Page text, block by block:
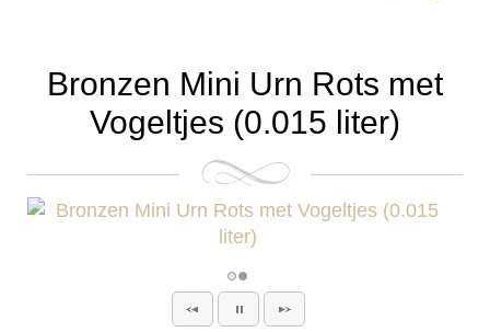
Bronzen Mini Urn Rots met
Vogeltjes (0.015 liter)